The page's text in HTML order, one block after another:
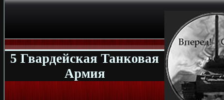
5 Гвардейская Танковая
Армия